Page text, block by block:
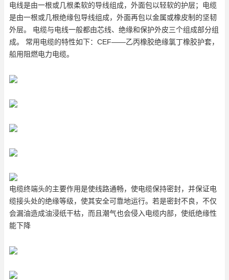
电线是由一根或几根柔软的导线组成，外面包以轻软的护层；电缆
是由一根或几根绝缘包导线组成，外面再包以金属或橡皮制的坚韧
外层。 电缆与电线一般都由芯线、绝缘和保护外皮三个组成部分组
成。 常用电缆的特性如下：CEF——乙丙橡胶绝缘氯丁橡胶护套，
船用阻燃电力电缆。
电缆终端头的主要作用是使线路通畅，使电缆保持密封，并保证电
缆接头处的绝缘等级，使其安全可靠地运行。若是密封不良，不仅
会漏油造成油浸纸干枯，而且潮气也会侵入电缆内部，使纸绝缘性
能下降